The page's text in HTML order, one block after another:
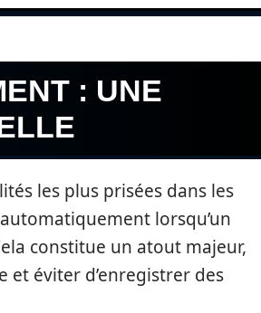
: UNE
les plus prisées dans les
lorsqu’un
constitue un atout majeur,
et éviter d’enregistrer des